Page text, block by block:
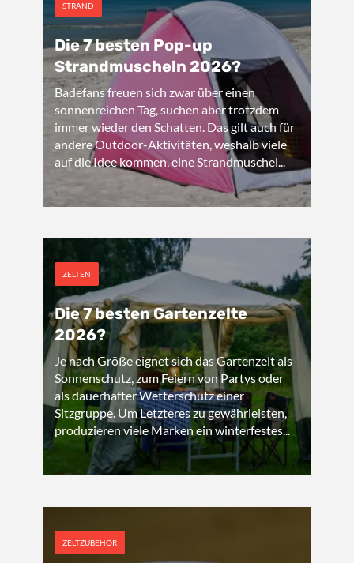
STRAND
Die 7 besten Pop-up
Strandmuscheln 2026?
Badefans freuen sich zwar über einen
sonnenreichen Tag, suchen aber trotzdem
immer wieder den Schatten. Das gilt auch für
andere Outdoor-Aktivitäten, weshalb viele
auf die Idee kommen, eine Strandmuschel...
ZELTEN
Die 7 besten Gartenzelte
2026?
Je nach Größe eignet sich das Gartenzelt als
Sonnenschutz, zum Feiern von Partys oder
als dauerhafter Wetterschutz einer
Sitzgruppe. Um Letzteres zu gewährleisten,
produzieren viele Marken ein winterfestes...
ZELTZUBEHÖR